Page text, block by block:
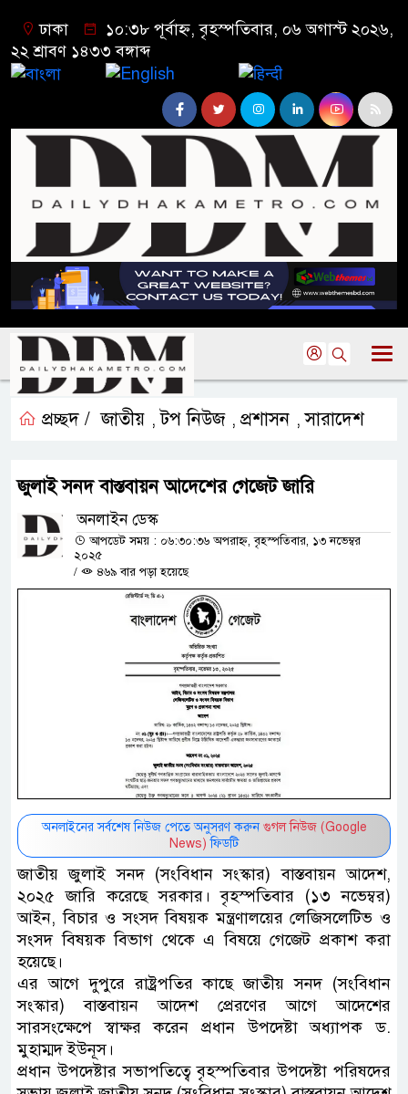
ঢাকা
১০:৩৮ পূর্বাহ্ন, বৃহস্পতিবার, ০৬ অগাস্ট ২০২৬,
২২ শ্রাবণ ১৪৩৩ বঙ্গাব্দ
প্রচ্ছদ / জাতীয় ,টপ নিউজ , প্রশাসন ,সারাদেশ
জুলাই সনদ বাস্তবায়ন আদেশের গেজেট জারি
অনলাইন ডেস্ক
আপডেট সময় : ০৬:৩০:৩৬ অপরাহ্ন, বৃহস্পতিবার, ১৩ নভেম্বর
২০২৫
/
৪৬৯ বার পড়া হয়েছে
অনলাইনের সর্বশেষ নিউজ পেতে অনুসরণ করুন গুগল নিউজ (Google
News) ফিডটি
জাতীয় জুলাই সনদ (সংবিধান সংস্কার) বাস্তবায়ন আদেশ,
২০২৫ জারি করেছে সরকার। বৃহস্পতিবার (১৩ নভেম্বর)
আইন, বিচার ও সংসদ বিষয়ক মন্ত্রণালয়ের লেজিসলেটিভ ও
সংসদ বিষয়ক বিভাগ থেকে এ বিষয়ে গেজেট প্রকাশ করা
হয়েছে।
এর আগে দুপুরে রাষ্ট্রপতির কাছে জাতীয় সনদ (সংবিধান
সংস্কার) বাস্তবায়ন আদেশ প্রেরণের আগে আদেশের
সারসংক্ষেপে স্বাক্ষর করেন প্রধান উপদেষ্টা অধ্যাপক ড.
মুহাম্মদ ইউনূস।
প্রধান উপদেষ্টার সভাপতিত্বে বৃহস্পতিবার উপদেষ্টা পরিষদের